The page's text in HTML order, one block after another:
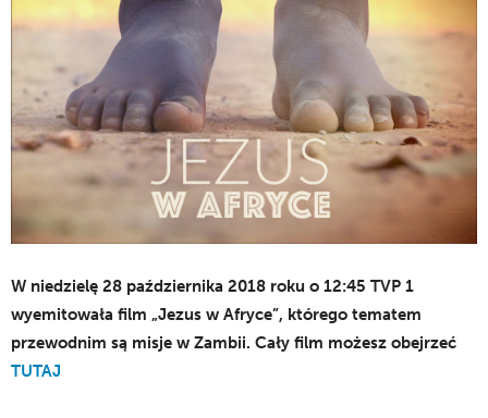
W niedzielę 28 października 2018 roku o 12:45 TVP 1
wyemitowała film „Jezus w Afryce”, którego tematem
przewodnim są misje w Zambii. Cały film możesz obejrzeć
TUTAJ